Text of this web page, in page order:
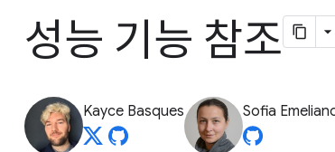
성능 기능 참조
Kayce Basques Sofia